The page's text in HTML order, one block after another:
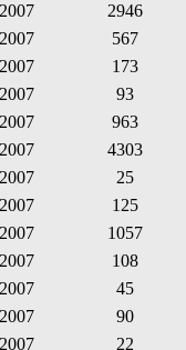
2946
567
173
93
963
4303
25
125
1057
108
45
90
22